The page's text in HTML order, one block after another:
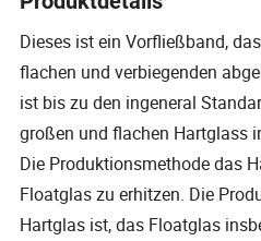
Dieses ist ein Vorfließband,
flachen und verbiegenden
ist bis zu den ingeneral
großen und flachen Hartglass
Die Produktionsmethode das
Floatglas zu erhitzen. Die
Hartglas ist, das Floatglas